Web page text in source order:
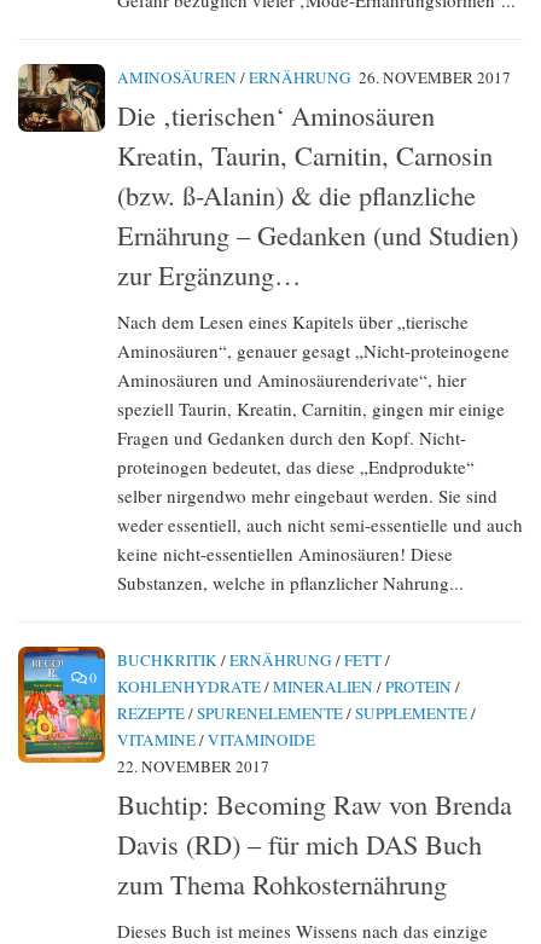
AMINOSÄUREN /ERNÄHRUNG 26. NOVEMBER 2017
Die ‚tierischen‘ Aminosäuren
Kreatin, Taurin, Carnitin, Carnosin
(bzw. ß-Alanin) & die pflanzliche
Ernährung – Gedanken (und Studien)
zur Ergänzung…
Nach dem Lesen eines Kapitels über „tierische
Aminosäuren“, genauer gesagt „Nicht-proteinogene
Aminosäuren und Aminosäurenderivate“, hier
speziell Taurin, Kreatin, Carnitin, gingen mir einige
Fragen und Gedanken durch den Kopf. Nicht-
proteinogen bedeutet, das diese „Endprodukte“
selber nirgendwo mehr eingebaut werden. Sie sind
weder essentiell, auch nicht semi-essentielle und auch
keine nicht-essentiellen Aminosäuren! Diese
Substanzen, welche in pflanzlicher Nahrung...
0
BUCHKRITIK /ERNÄHRUNG /FETT/
KOHLENHYDRATE/MINERALIEN /PROTEIN /
REZEPTE/SPURENELEMENTE/SUPPLEMENTE/
VITAMINE/VITAMINOIDE
22. NOVEMBER 2017
Buchtip: Becoming Raw von Brenda
Davis (RD) – für mich DAS Buch
zum Thema Rohkosternährung
Dieses Buch ist meines Wissens nach das einzige